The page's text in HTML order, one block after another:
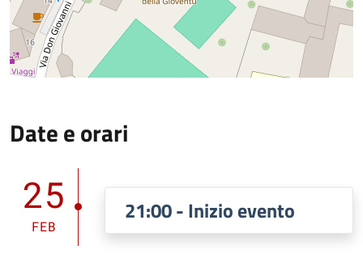
Date e orari
25
FEB
21:00 - Inizio evento